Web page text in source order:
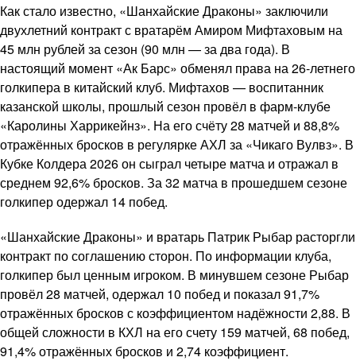
Как стало известно, «Шанхайские Драконы» заключили
двухлетний контракт с вратарём Амиром Мифтаховым на
45 млн рублей за сезон (90 млн — за два года). В
настоящий момент «Ак Барс» обменял права на 26-летнего
голкипера в китайский клуб. Мифтахов — воспитанник
казанской школы, прошлый сезон провёл в фарм-клубе
«Каролины Харрикейнз». На его счёту 28 матчей и 88,8%
отражённых бросков в регулярке АХЛ за «Чикаго Вулвз». В
Кубке Колдера 2026 он сыграл четыре матча и отражал в
среднем 92,6% бросков. За 32 матча в прошедшем сезоне
голкипер одержал 14 побед.
«Шанхайские Драконы» и вратарь Патрик Рыбар расторгли
контракт по соглашению сторон. По информации клуба,
голкипер был ценным игроком. В минувшем сезоне Рыбар
провёл 28 матчей, одержал 10 побед и показал 91,7%
отражённых бросков с коэффициентом надёжности 2,88. В
общей сложности в КХЛ на его счету 159 матчей, 68 побед,
91,4% отражённых бросков и 2,74 коэффициент.